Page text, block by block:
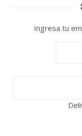
Ingresa tu